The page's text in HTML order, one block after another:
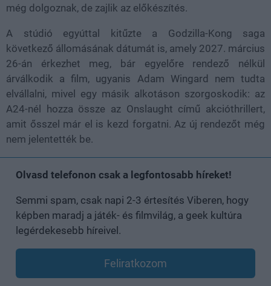
még dolgoznak, de zajlik az előkészítés.
A stúdió egyúttal kitűzte a Godzilla-Kong saga
következő állomásának dátumát is, amely 2027. március
26-án érkezhet meg, bár egyelőre rendező nélkül
árválkodik a film, ugyanis Adam Wingard nem tudta
elvállalni, mivel egy másik alkotáson szorgoskodik: az
A24-nél hozza össze az Onslaught című akcióthrillert,
amit ősszel már el is kezd forgatni. Az új rendezőt még
nem jelentették be.
Olvasd telefonon csak a legfontosabb híreket!
Semmi spam, csak napi 2-3 értesítés Viberen, hogy
képben maradj a játék- és filmvilág, a geek kultúra
legérdekesebb híreivel.
Feliratkozom